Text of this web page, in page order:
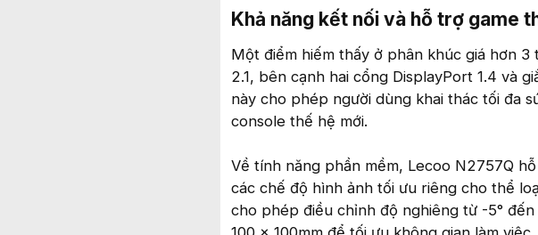
Khả năng kết nối và hỗ trợ game
Một điểm hiếm thấy ở phân khúc giá hơn
2.1, bên cạnh hai cổng DisplayPort 1.4 và
này cho phép người dùng khai thác tối đa
console thế hệ mới.
Về tính năng phần mềm, Lecoo N2757Q
các chế độ hình ảnh tối ưu riêng cho thể
cho phép điều chỉnh độ nghiêng từ -5°